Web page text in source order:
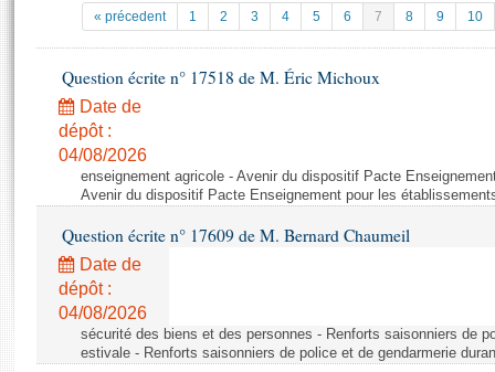
Projets de loi
Propositions de loi
Amendements
Textes adoptés
Rapports législatifs
Rapports sur l'application des lois
Baromètre de l’application des lois
Documents de référence
( Constitution | Règlement de l'Assemblée ... )
Histoire
Juniors
Anciennes législatures
La Bibliothèque
Contacts et plan d'accès
Photos libres de droit
« précedent 1 2 3 4 5 6 7 8 9 10
Question écrite n° 17518 de M. Éric Michoux
Date de
dépôt :
04/08/2026
enseignement agricole - Avenir du dispositif Pacte
Avenir du dispositif Pacte Enseignement pour les
Question écrite n° 17609 de M. Bernard Chaumeil
Date de
dépôt :
04/08/2026
sécurité des biens et des personnes - Renforts saisonniers de
estivale - Renforts saisonniers de police et de gendarmerie